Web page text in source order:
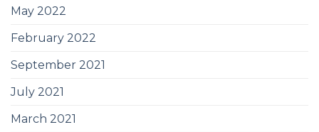
May 2022
February 2022
September 2021
July 2021
March 2021